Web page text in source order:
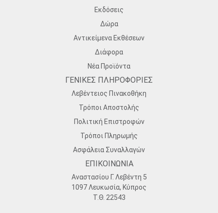
Εκδόσεις
Δώρα
Αντικείμενα Εκθέσεων
Διάφορα
Νέα Προϊόντα
ΓΕΝΙΚΕΣ ΠΛΗΡΟΦΟΡΙΕΣ
Λεβέντειος Πινακοθήκη
Τρόποι Αποστολής
Πολιτική Επιστροφών
Τρόποι Πληρωμής
Ασφάλεια Συναλλαγών
ΕΠΙΚΟΙΝΩΝΙΑ
Αναστασίου Γ. Λεβέντη 5
1097 Λευκωσία, Κύπρος
Τ.Θ. 22543